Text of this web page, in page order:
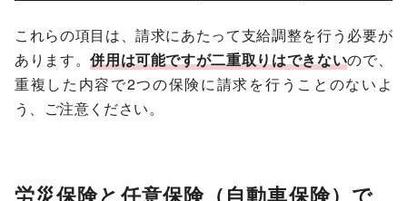
これらの項目は、請求にあたって支給調整を行う必要が
あります。併用は可能ですが二重取りはできないので、
重複した内容で2つの保険に請求を行うことのないよ
う、ご注意ください。
労災保険と任意保険（自動車保険）で